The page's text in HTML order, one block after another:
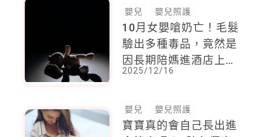
嬰兒 嬰兒照護
10月女嬰嗆奶亡！毛髮
驗出多種毒品，竟然是
因長期陪媽進酒店上
班，吸到毒煙
2025/12/16
嬰兒 嬰兒照護
寶寶真的會自己長出進